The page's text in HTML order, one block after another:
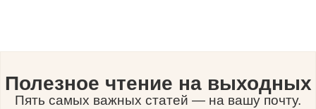
Полезное чтение на выходных
Пять самых важных статей — на вашу почту.